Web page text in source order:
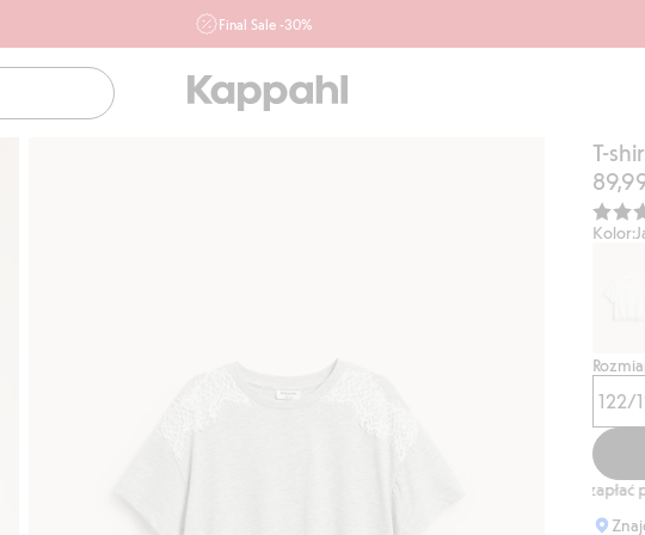
Final Sale -30%
ofertę, również z działu outlet do 10.8 w sklepach Kappahl i
Newbie oraz na kappahl.com. Ofert nie łączymy
T-
Kolor:
122/
Klubowiczu darmowa dostawa od 150 zł Kup teraz, a zapłać później